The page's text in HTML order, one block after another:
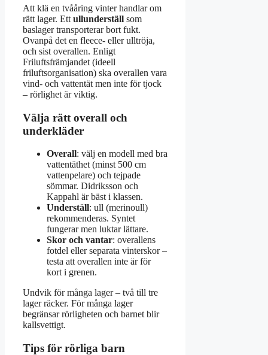
Att klä en tvååring vinter handlar om
rätt lager. Ett ullunderställ som
baslager transporterar bort fukt.
Ovanpå det en fleece- eller ulltröja,
och sist overallen. Enligt
Friluftsfrämjandet (ideell
friluftsorganisation) ska overallen vara
vind- och vattentät men inte för tjock
– rörlighet är viktig.
Välja rätt overall och
underkläder
Overall: välj en modell med bra
vattentäthet (minst 500 cm
vattenpelare) och tejpade
sömmar. Didriksson och
Kappahl är bäst i klassen.
Underställ: ull (merinoull)
rekommenderas. Syntet
fungerar men luktar lättare.
Skor och vantar: overallens
fotdel eller separata vinterskor –
testa att overallen inte är för
kort i grenen.
Undvik för många lager – två till tre
lager räcker. För många lager
begränsar rörligheten och barnet blir
kallsvettigt.
Tips för rörliga barn